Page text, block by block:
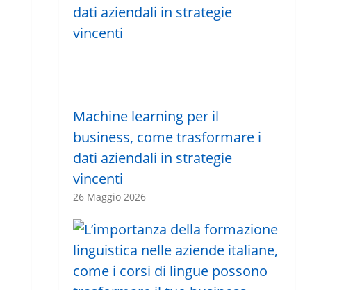
Machine learning per il
business, come trasformare i
dati aziendali in strategie
vincenti
26 Maggio 2026